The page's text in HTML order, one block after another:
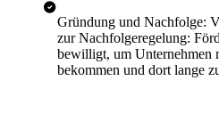
Gründung und Nachfolge:
zur Nachfolgeregelung:
bewilligt, um Unternehmen
bekommen und dort lange